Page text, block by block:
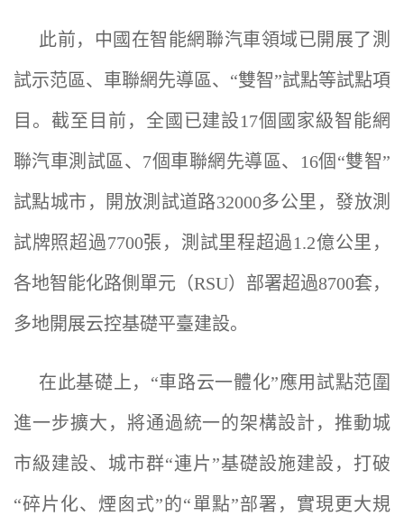
此前，中國在智能網聯汽車領域已開展了測
試示范區、車聯網先導區、“雙智”試點等試點項
目。截至目前，全國已建設17個國家級智能網
聯汽車測試區、7個車聯網先導區、16個“雙智”
試點城市，開放測試道路32000多公里，發放測
試牌照超過7700張，測試里程超過1.2億公里，
各地智能化路側單元（RSU）部署超過8700套，
多地開展云控基礎平臺建設。
在此基礎上，“車路云一體化”應用試點范圍
進一步擴大，將通過統一的架構設計，推動城
市級建設、城市群“連片”基礎設施建設，打破
“碎片化、煙囪式”的“單點”部署，實現更大規